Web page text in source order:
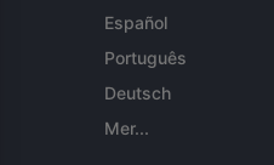
Español
Português
Deutsch
Mer...